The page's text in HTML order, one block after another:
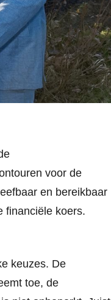
voor de
en bereikbaar
financiële koers.
keuzes. De
toe, de